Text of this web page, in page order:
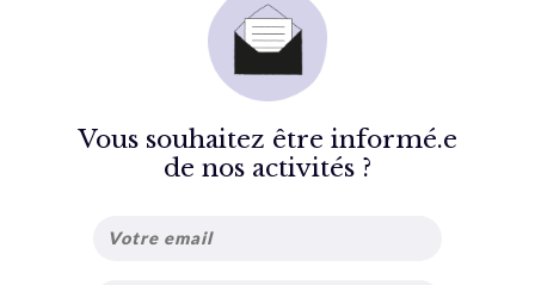
Vous souhaitez être informé.e
de nos activités ?